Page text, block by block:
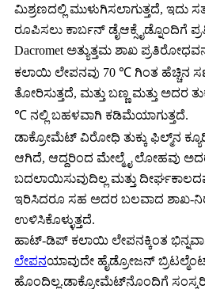
ಮಿಶ್ರಣದಲ್ಲಿ ಮುಳುಗಿಸಲಾಗುತ್ತದೆ, ಇದು
ರೂಪಿಸಲು ಕಾರ್ಬನ್ ಡೈಆಕ್ಸೈಡ್ನೊಂದಿಗೆ
Dacromet ಅತ್ಯುತ್ತಮ ಶಾಖ
ಕಲಾಯಿ ಲೇಪನವು 70 ℃ ಗಿಂತ ಹೆಚ್ಚಿನ
ತೋರಿಸುತ್ತದೆ, ಮತ್ತು ಬಣ್ಣ ಮತ್ತು ಅದರ
℃ ನಲ್ಲಿ ಬಹಳವಾಗಿ ಕಡಿಮೆಯಾಗುತ್ತದೆ.
ಡಾಕ್ರೋಮೆಟ್ ವಿರೋಧಿ ತುಕ್ಕು ಫಿಲ್ಮ್‌ನ
ಆಗಿದೆ, ಆದ್ದರಿಂದ ಮೇಲ್ಮೈ ಲೋಹವು
ಬದಲಾಯಿಸುವುದಿಲ್ಲ ಮತ್ತು
ಇರಿಸಿದರೂ ಸಹ ಅದರ ಬಲವಾದ ಶಾಖ-
ಉಳಿಸಿಕೊಳ್ಳುತ್ತದೆ.
ಹಾಟ್-ಡಿಪ್ ಕಲಾಯಿ ಲೇಪನಕ್ಕಿಂತ
ಲೇಪನಯಾವುದೇ ಹೈಡ್ರೋಜನ್
ಹೊಂದಿಲ್ಲ.ಡಾಕ್ರೋಮೆಟ್‌ನೊಂದಿಗೆ